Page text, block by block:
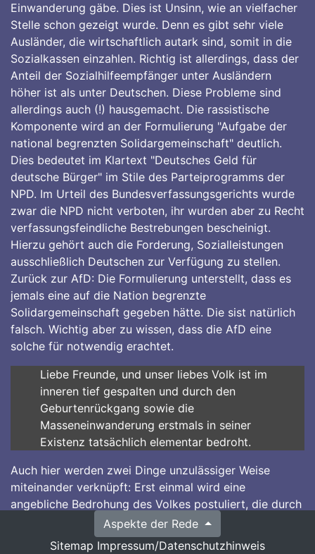
Aspekte der Rede
Sitemap Impressum/Datenschutzhinweis
Einwanderung gäbe. Dies ist Unsinn, wie an vielfacher
Stelle schon gezeigt wurde. Denn es gibt sehr viele
Ausländer, die wirtschaftlich autark sind, somit in die
Sozialkassen einzahlen. Richtig ist allerdings, dass der
Anteil der Sozialhilfeempfänger unter Ausländern
höher ist als unter Deutschen. Diese Probleme sind
allerdings auch (!) hausgemacht. Die rassistische
Komponente wird an der Formulierung "Aufgabe der
national begrenzten Solidargemeinschaft" deutlich.
Dies bedeutet im Klartext "Deutsches Geld für
deutsche Bürger" im Stile des Parteiprogramms der
NPD. Im Urteil des Bundesverfassungsgerichts wurde
zwar die NPD nicht verboten, ihr wurden aber zu Recht
verfassungsfeindliche Bestrebungen bescheinigt.
Hierzu gehört auch die Forderung, Sozialleistungen
ausschließlich Deutschen zur Verfügung zu stellen.
Zurück zur AfD: Die Formulierung unterstellt, dass es
jemals eine auf die Nation begrenzte
Solidargemeinschaft gegeben hätte. Die sist natürlich
falsch. Wichtig aber zu wissen, dass die AfD eine
solche für notwendig erachtet.
Liebe Freunde, und unser liebes Volk ist im
inneren tief gespalten und durch den
Geburtenrückgang sowie die
Masseneinwanderung erstmals in seiner
Existenz tatsächlich elementar bedroht.
Auch hier werden zwei Dinge unzulässiger Weise
miteinander verknüpft: Erst einmal wird eine
angebliche Bedrohung des Volkes postuliert, die durch
Masseneinwanderung und Geburtenrückgang bedroht
sei. Ein Geburtenrückgang ist ein Kernmerkmal aller